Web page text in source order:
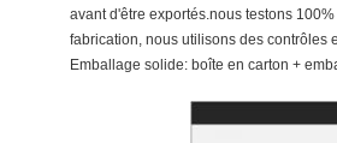
avant d'être exportés.nous testons
fabrication, nous utilisons des contrôles
Emballage solide: boîte en carton +